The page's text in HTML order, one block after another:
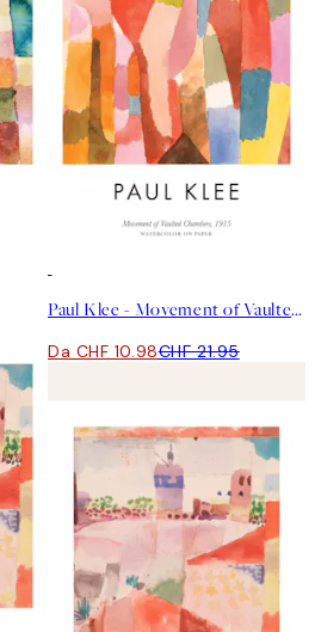
Paul Klee - Movement of Vaulted Chambers Poster
Da CHF 10.98CHF 21.95